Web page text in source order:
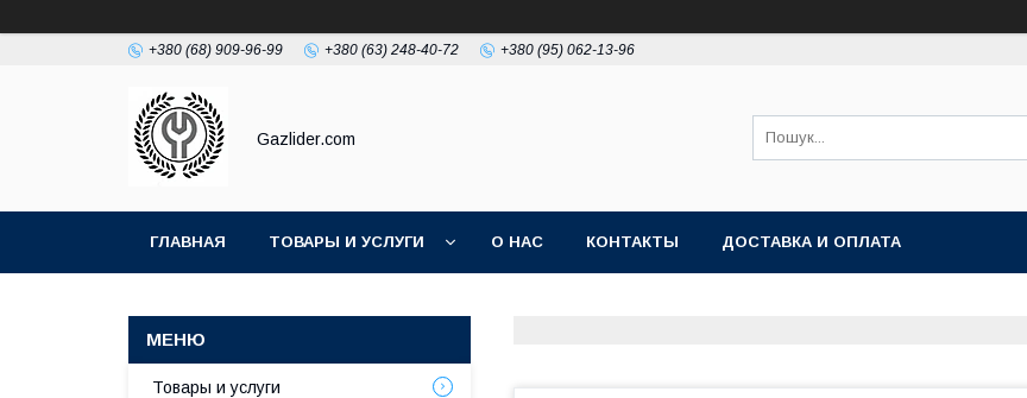
+380 (68) 909-96-99 +380 (63) 248-40-72 +380 (95) 062-13-96
Gazlider.com
ГЛАВНАЯ ТОВАРЫ И УСЛУГИ О НАС КОНТАКТЫ ДОСТАВКА И ОПЛАТА
Товары и услуги